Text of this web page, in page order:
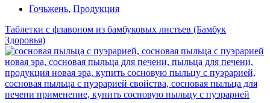
Гочьжень, Продукция
Таблетки с флавоном из бамбуковых листьев (Бамбук
Здоровья)